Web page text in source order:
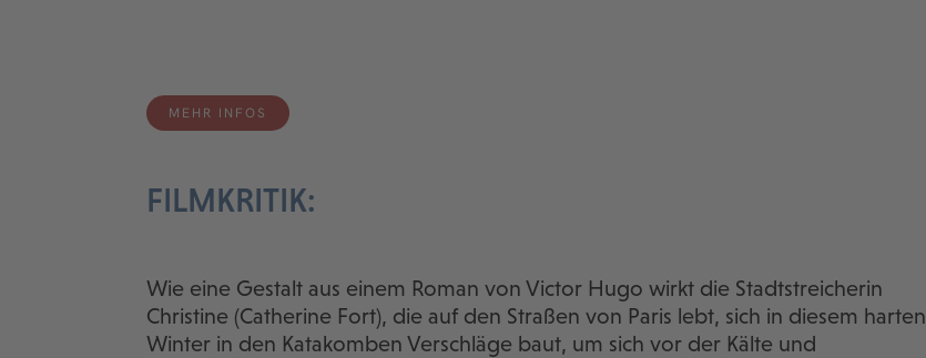
MEHR INFOS
FILMKRITIK:
Wie eine Gestalt aus einem Roman von Victor Hugo wirkt die Stadtstreicherin
Christine (Catherine Fort), die auf den Straßen von Paris lebt, sich in diesem harten
Winter in den Katakomben Verschläge baut, um sich vor der Kälte und